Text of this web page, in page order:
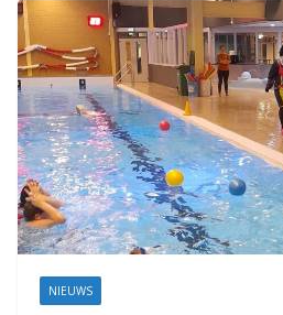
Coevorden
NIEUWS